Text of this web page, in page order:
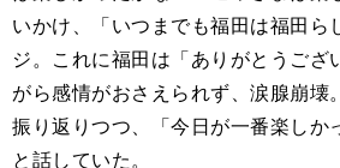
いかけ、「いつまでも福田は福田ら
ジ。これに福田は「ありがとうござ
がら感情がおさえられず、涙腺崩壊
振り返りつつ、「今日が一番楽しか
と話していた。